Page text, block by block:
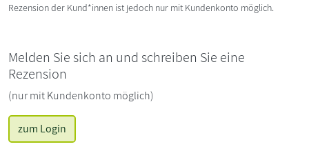
Rezension der Kund*innen ist jedoch nur mit Kundenkonto möglich.
Melden Sie sich an und schreiben Sie eine
Rezension
(nur mit Kundenkonto möglich)
zum Login